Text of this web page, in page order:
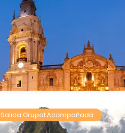
Salida Grupal Acompañada